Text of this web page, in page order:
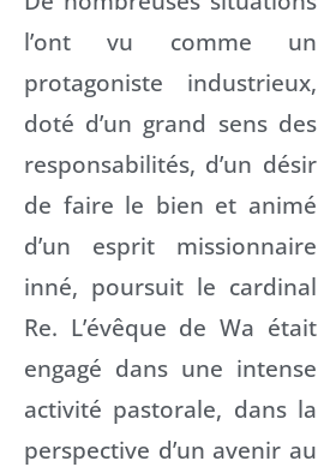
l’ont vu comme un
protagoniste industrieux,
doté d’un grand sens des
responsabilités, d’un désir
de faire le bien et animé
d’un esprit missionnaire
inné, poursuit le cardinal
Re. L’évêque de Wa était
engagé dans une intense
activité pastorale, dans la
perspective d’un avenir au